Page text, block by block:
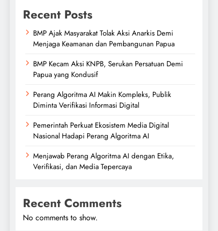
Recent Posts
BMP Ajak Masyarakat Tolak Aksi Anarkis Demi
Menjaga Keamanan dan Pembangunan Papua
BMP Kecam Aksi KNPB, Serukan Persatuan Demi
Papua yang Kondusif
Perang Algoritma AI Makin Kompleks, Publik
Diminta Verifikasi Informasi Digital
Pemerintah Perkuat Ekosistem Media Digital
Nasional Hadapi Perang Algoritma AI
Menjawab Perang Algoritma AI dengan Etika,
Verifikasi, dan Media Tepercaya
Recent Comments
No comments to show.